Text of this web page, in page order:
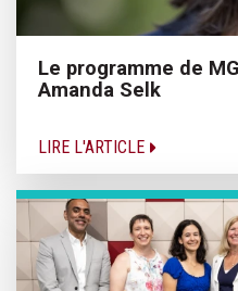
Le programme de
Amanda Selk
LIRE L'ARTICLE